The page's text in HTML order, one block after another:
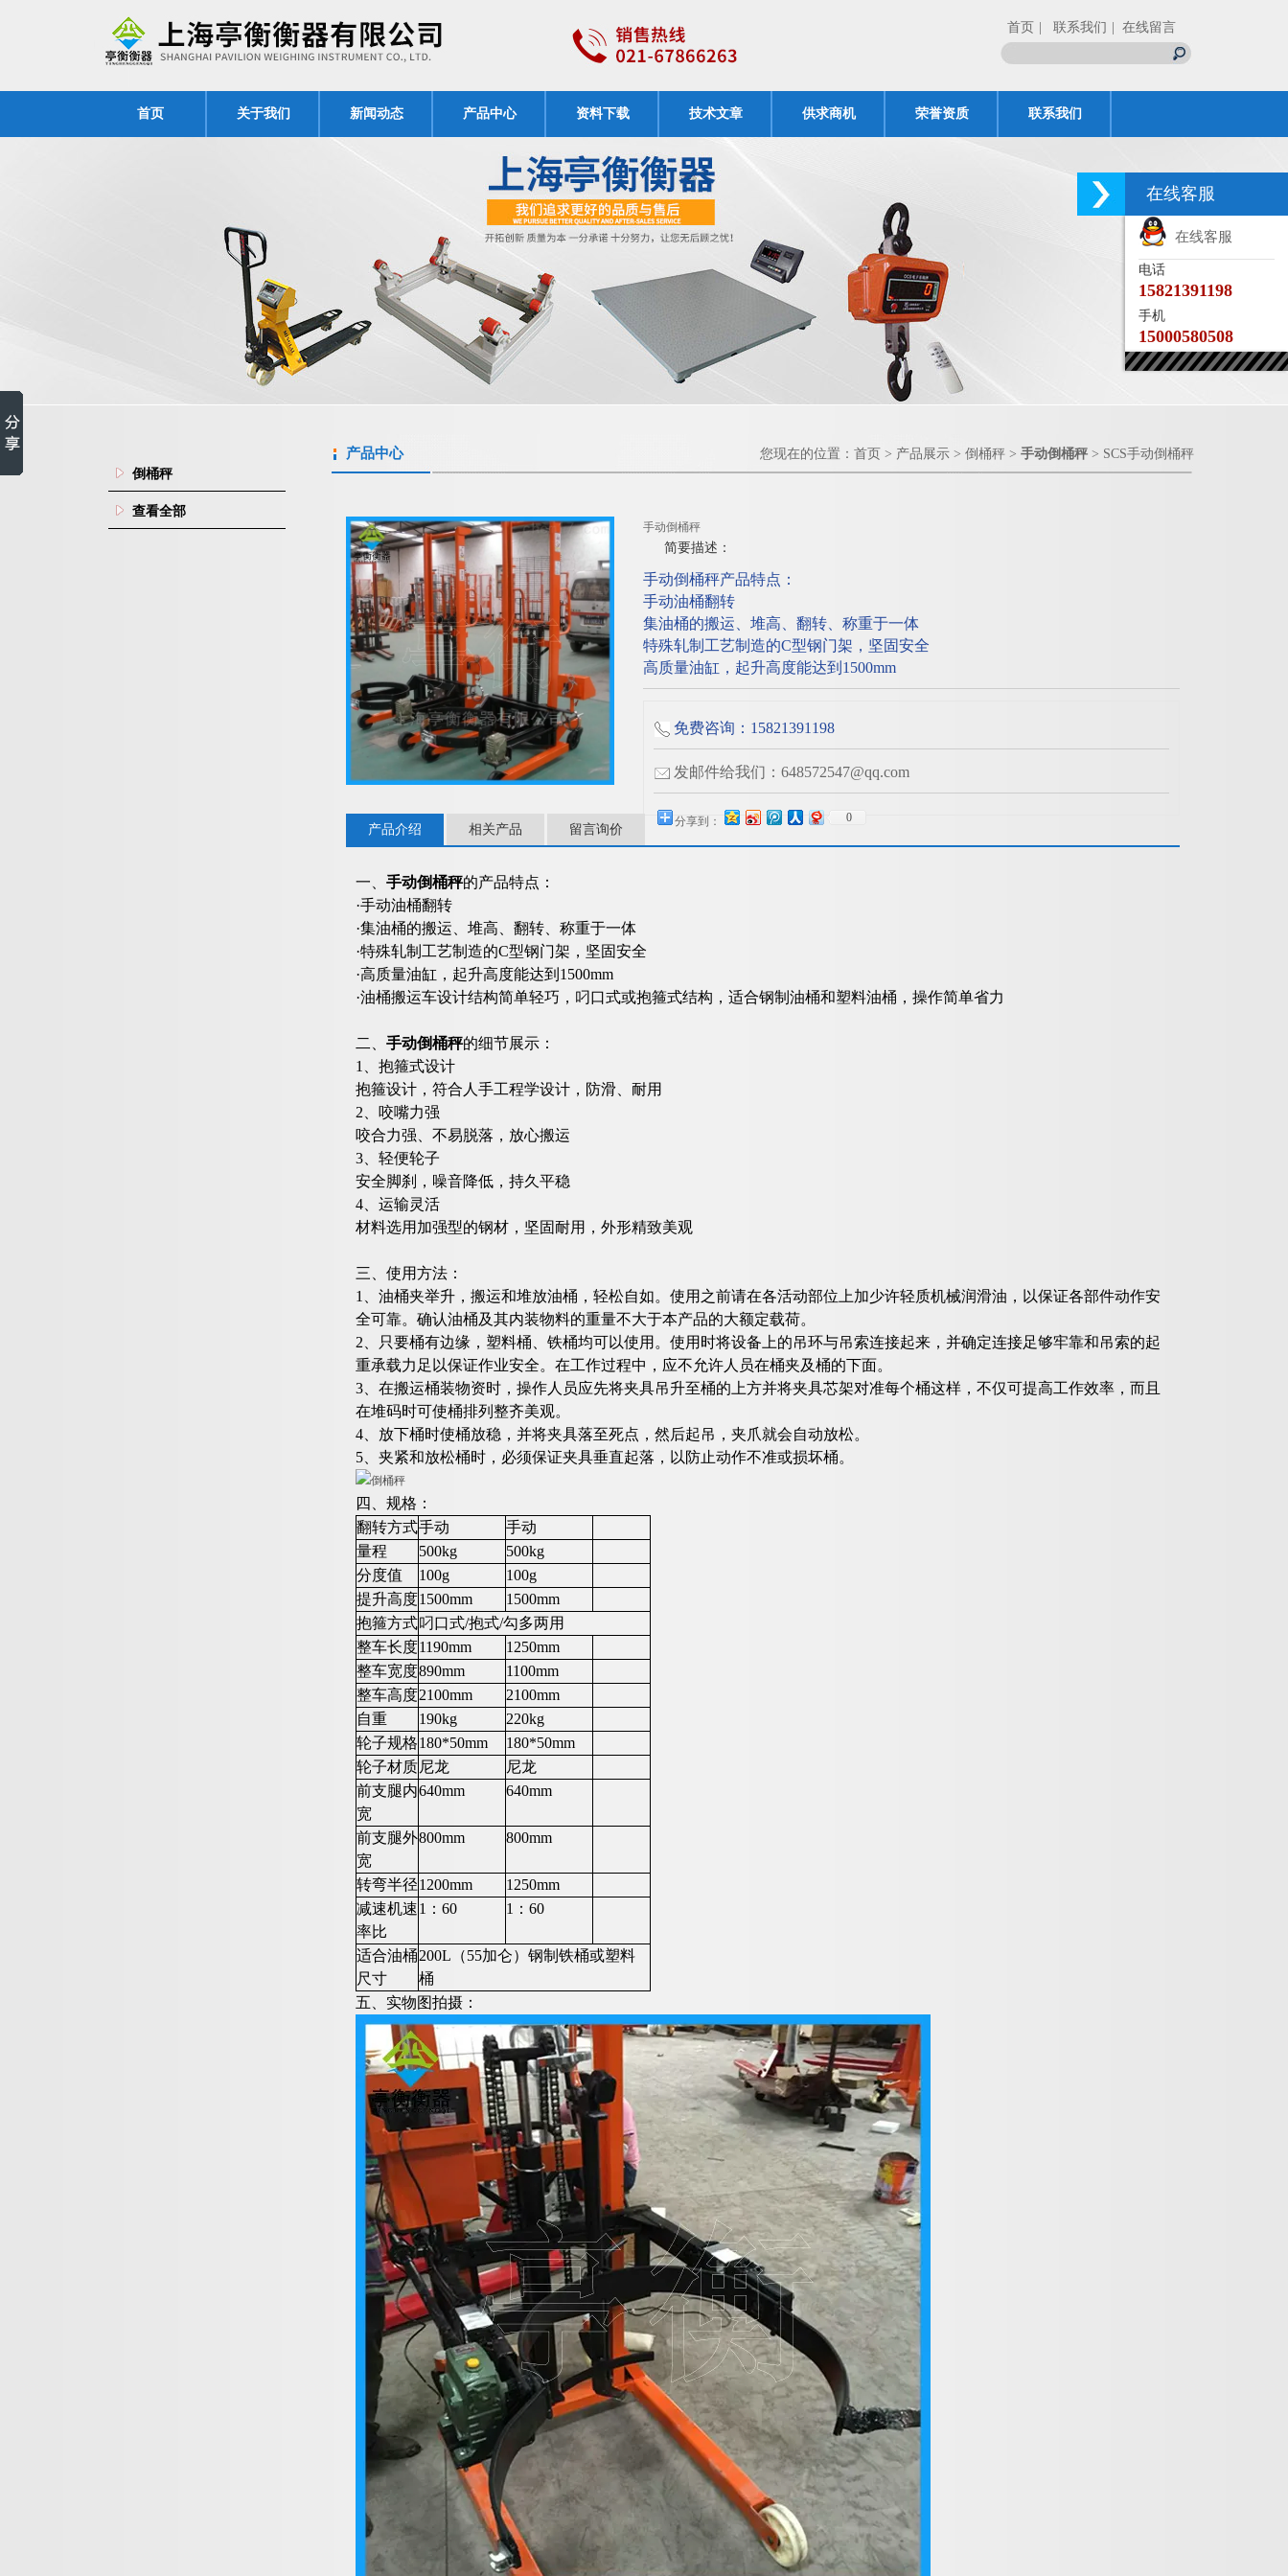
首页 | 联系我们 | 在线留言
首页 关于我们 新闻动态 产品中心 资料下载 技术文章 供求商机 荣誉资质 联系我们
倒桶秤
查看全部
产品中心 您现在的位置： 首页 > 产品展示 > 倒桶秤 > 手动倒桶秤 > SCS手动倒桶秤
手动倒桶秤
简要描述：
手动倒桶秤产品特点：
手动油桶翻转
集油桶的搬运、堆高、翻转、称重于一体
特殊轧制工艺制造的C型钢门架，坚固安全
高质量油缸，起升高度能达到1500mm
免费咨询：15821391198
发邮件给我们：648572547@qq.com
分享到： 0
产品介绍 相关产品 留言询价
一、 手动倒桶秤的产品特点：
·手动油桶翻转
·集油桶的搬运、堆高、翻转、称重于一体
·特殊轧制工艺制造的C型钢门架，坚固安全
·高质量油缸，起升高度能达到1500mm
·油桶搬运车设计结构简单轻巧，叼口式或抱箍式结构，适合钢制油桶和塑料油桶，操作简单省力
二、 手动倒桶秤的细节展示：
1、抱箍式设计
抱箍设计，符合人手工程学设计，防滑、耐用
2、咬嘴力强
咬合力强、不易脱落，放心搬运
3、轻便轮子
安全脚刹，噪音降低，持久平稳
4、运输灵活
材料选用加强型的钢材，坚固耐用，外形精致美观
三、使用方法：
1、油桶夹举升，搬运和堆放油桶，轻松自如。使用之前请在各活动部位上加少许轻质机械润滑油，以保证各部件动作安
全可靠。确认油桶及其内装物料的重量不大于本产品的大额定载荷。
2、只要桶有边缘，塑料桶、铁桶均可以使用。使用时将设备上的吊环与吊索连接起来，并确定连接足够牢靠和吊索的起
重承载力足以保证作业安全。在工作过程中，应不允许人员在桶夹及桶的下面。
3、在搬运桶装物资时，操作人员应先将夹具吊升至桶的上方并将夹具芯架对准每个桶这样，不仅可提高工作效率，而且
在堆码时可使桶排列整齐美观。
4、放下桶时使桶放稳，并将夹具落至死点，然后起吊，夹爪就会自动放松。
5、夹紧和放松桶时，必须保证夹具垂直起落，以防止动作不准或损坏桶。
四、规格：
翻转方式手动
手动
量程
500kg
500kg
分度值
100g
100g
提升高度1500mm
1500mm
抱箍方式叼口式/抱式/勾多两用
整车长度1190mm
1250mm
整车宽度890mm
1100mm
整车高度2100mm
2100mm
自重
190kg
220kg
轮子规格180*50mm
180*50mm
轮子材质尼龙
尼龙
前支腿内
宽
640mm 640mm
前支腿外
宽
800mm 800mm
转弯半径1200mm
1250mm
减速机速
率比
1：60 1：60
适合油桶
尺寸
200L（55加仑）钢制铁桶或塑料
桶
五、实物图拍摄：
在线客服
在线客服
电话
15821391198
手机
15000580508